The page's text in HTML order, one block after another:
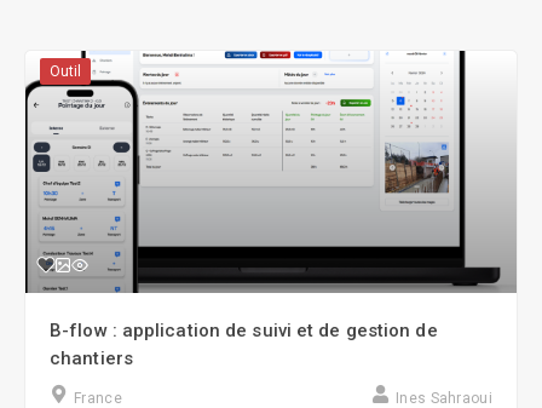
Outil
B-flow : application de suivi et de gestion de
chantiers
France Ines Sahraoui